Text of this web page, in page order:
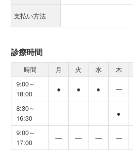
支払い方法
診療時間
時間 月 火 水 木
9:00～
18:00
● ● ● ―
8:30～
16:30
― ― ― ●
9:00～
17:00
― ― ― ―